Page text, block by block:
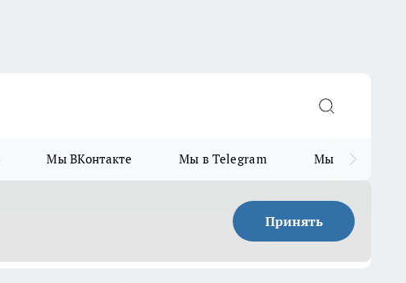
Мы ВКонтакте Мы в Telegram Мы в MAX
Принять